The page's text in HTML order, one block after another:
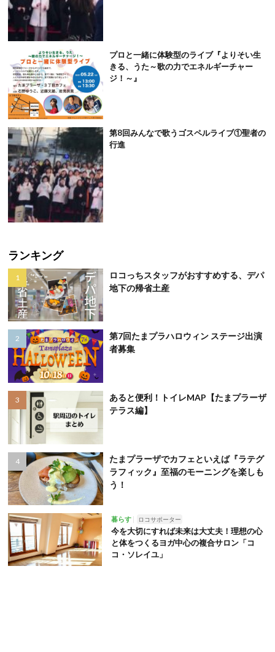
プロと一緒に体験型のライブ『よりそい生
きる、うた～歌の力でエネルギーチャー
ジ！～』
第8回みんなで歌うゴスペルライブ①聖者の
行進
ランキング
ロコっちスタッフがおすすめする、デパ
地下の帰省土産
第7回たまプラハロウィン ステージ出演
者募集
あると便利！トイレMAP【たまプラーザ
テラス編】
たまプラーザでカフェといえば『ラテグ
ラフィック』至福のモーニングを楽しも
う！
暮らす ロコサポーター
今を大切にすれば未来は大丈夫！理想の心
と体をつくるヨガ中心の複合サロン「コ
コ・ソレイユ」